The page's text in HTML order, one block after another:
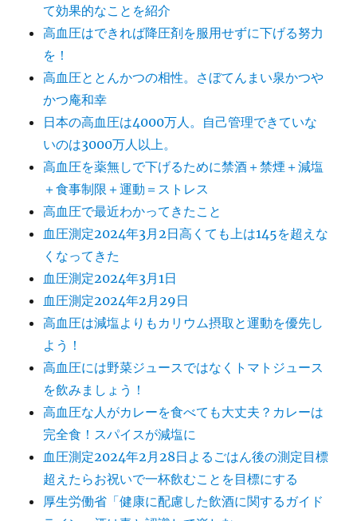
て効果的なことを紹介
高血圧はできれば降圧剤を服用せずに下げる努力
を！
高血圧ととんかつの相性。さぼてんまい泉かつや
かつ庵和幸
日本の高血圧は4000万人。自己管理できていな
いのは3000万人以上。
高血圧を薬無しで下げるために禁酒＋禁煙＋減塩
＋食事制限＋運動＝ストレス
高血圧で最近わかってきたこと
血圧測定2024年3月2日高くても上は145を超えな
くなってきた
血圧測定2024年3月1日
血圧測定2024年2月29日
高血圧は減塩よりもカリウム摂取と運動を優先し
よう！
高血圧には野菜ジュースではなくトマトジュース
を飲みましょう！
高血圧な人がカレーを食べても大丈夫？カレーは
完全食！スパイスが減塩に
血圧測定2024年2月28日よるごはん後の測定目標
超えたらお祝いで一杯飲むことを目標にする
厚生労働省「健康に配慮した飲酒に関するガイド